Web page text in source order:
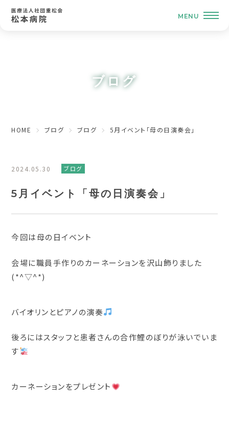
ブログ
HOME ブログ ブログ 5月イベント「母の日演奏会」
2024.05.30 ブログ
5月イベント「母の日演奏会」
今回は母の日イベント
会場に職員手作りのカーネーションを沢山飾りました
(*^▽^*)
バイオリンとピアノの演奏
後ろにはスタッフと患者さんの合作鯉のぼりが泳いでいま
す
カーネーションをプレゼント